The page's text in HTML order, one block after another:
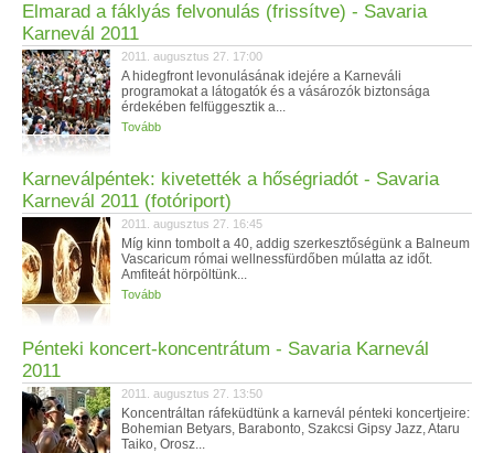
Elmarad a fáklyás felvonulás (frissítve) - Savaria
Karnevál 2011
2011. augusztus 27. 17:00
A hidegfront levonulásának idejére a Karneváli
programokat a látogatók és a vásározók biztonsága
érdekében felfüggesztik a...
Tovább
Karneválpéntek: kivetették a hőségriadót - Savaria
Karnevál 2011 (fotóriport)
2011. augusztus 27. 16:45
Míg kinn tombolt a 40, addig szerkesztőségünk a Balneum
Vascaricum római wellnessfürdőben múlatta az időt.
Amfiteát hörpöltünk...
Tovább
Pénteki koncert-koncentrátum - Savaria Karnevál
2011
2011. augusztus 27. 13:50
Koncentráltan ráfeküdtünk a karnevál pénteki koncertjeire:
Bohemian Betyars, Barabonto, Szakcsi Gipsy Jazz, Ataru
Taiko, Orosz...